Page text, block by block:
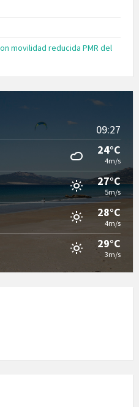
movilidad reducida PMR del
09:27
24°C
4m/s
27°C
5m/s
28°C
4m/s
29°C
3m/s